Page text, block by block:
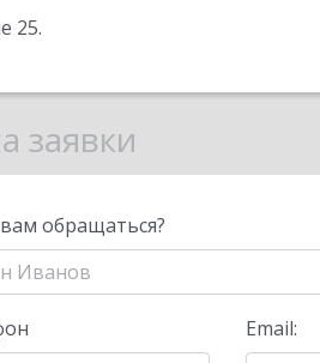
25.
заявки
обращаться?
Email: